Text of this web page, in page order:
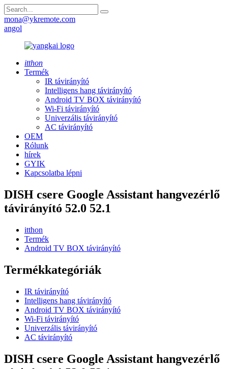
mona@ykremote.com
angol
itthon
Termék
IR távirányító
Intelligens hang távirányító
Android TV BOX távirányító
Wi-Fi távirányító
Univerzális távirányító
AC távirányító
OEM
Rólunk
hírek
GYIK
Kapcsolatba lépni
DISH csere Google Assistant hangvezérlő
távirányító 52.0 52.1
itthon
Termék
Android TV BOX távirányító
Termékkategóriák
IR távirányító
Intelligens hang távirányító
Android TV BOX távirányító
Wi-Fi távirányító
Univerzális távirányító
AC távirányító
DISH csere Google Assistant hangvezérlő